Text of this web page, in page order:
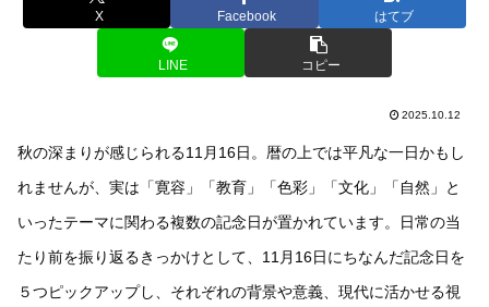
X Facebook はてブ
LINE コピー
2025.10.12
秋の深まりが感じられる11月16日。暦の上では平凡な一日かもし
れませんが、実は「寛容」「教育」「色彩」「文化」「自然」と
いったテーマに関わる複数の記念日が置かれています。日常の当
たり前を振り返るきっかけとして、11月16日にちなんだ記念日を
５つピックアップし、それぞれの背景や意義、現代に活かせる視